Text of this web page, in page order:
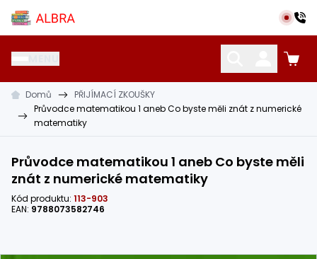
Přeskočit na hlavní obsah
Albra s.r.o.
KATALOG UČEBNIC CIZÍ JAZYKY OSTATNÍ POMŮCKY
Domů
PŘIJÍMACÍ ZKOUŠKY
Průvodce matematikou 1 aneb Co byste měli znát z numerické
matematiky
Průvodce matematikou 1 aneb Co byste měli
znát z numerické matematiky
Kód produktu: 113-903
EAN: 9788073582746